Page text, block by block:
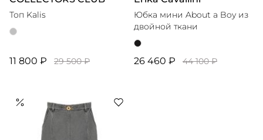
Топ Kalis
11 800 ₽ 29 500 ₽
Юбка мини About a Boy из
двойной ткани
26 460 ₽ 44 100 ₽